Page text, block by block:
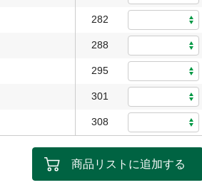
282
288
295
301
308
商品リストに追加する